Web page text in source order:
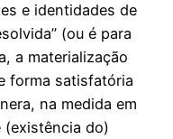
e identidades de
(ou é para
a materialização
forma satisfatória
na medida em
(existência do)